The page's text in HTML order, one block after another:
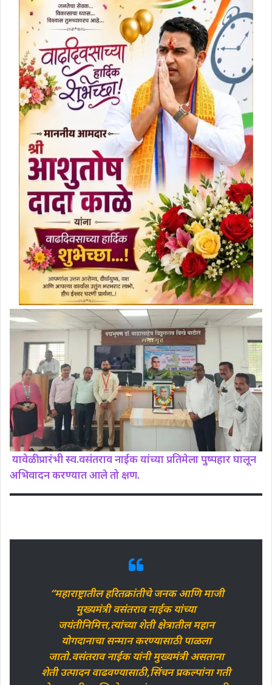
यावेळी प्रारंभी स्व.वसंतराव नाईक यांच्या प्रतिमेला पुष्पहार घालून
अभिवादन करण्यात आले तो क्षण.
“महाराष्ट्रातील हरितक्रांतीचे जनक आणि माजी
मुख्यमंत्री वसंतराव नाईक यांच्या
जयंतीनिमित्त,त्यांच्या शेती क्षेत्रातील महान
योगदानाचा सन्मान करण्यासाठी पाळला
जातो.वसंतराव नाईक यांनी मुख्यमंत्री असताना
शेती उत्पादन वाढवण्यासाठी,सिंचन प्रकल्पांना गती